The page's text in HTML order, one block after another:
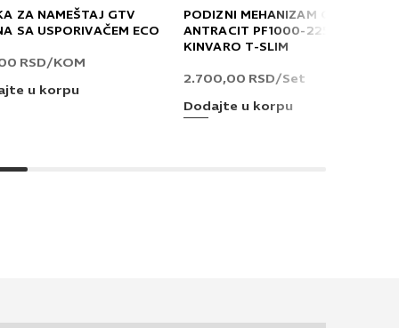
ZA NAMEŠTAJ GTV
SA USPORIVAČEM ECO
RSD/KOM
u korpu
PODIZNI MEHANIZAM GRASS
ANTRACIT PF1000-2250 T
KINVARO T-SLIM
2.700,00 RSD/Set
Dodajte u korpu